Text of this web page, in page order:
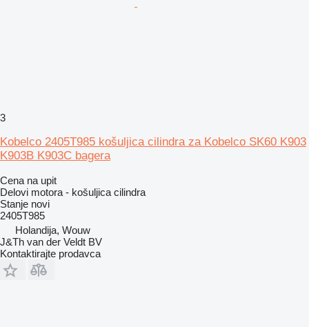
3
Kobelco 2405T985 košuljica cilindra za Kobelco SK60 K903
K903B K903C bagera
Cena na upit
Delovi motora - košuljica cilindra
Stanje novi
2405T985
Holandija, Wouw
J&Th van der Veldt BV
Kontaktirajte prodavca